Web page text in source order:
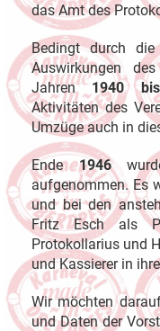
das Amt des
Bedingt durch die
Auswirkungen
Jahren 1940
Aktivitäten des
Umzüge auch in
Ende1946
aufgenommen. Es
und bei den
Fritz Esch als
Protokollarius und
und Kassierer in
Wir möchten
und Daten der